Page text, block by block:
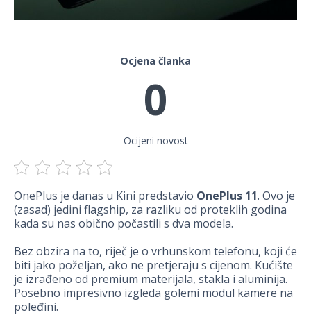
Ocjena članka
0
Ocijeni novost
OnePlus je danas u Kini predstavio OnePlus 11. Ovo je
(zasad) jedini flagship, za razliku od proteklih godina
kada su nas obično počastili s dva modela.
Bez obzira na to, riječ je o vrhunskom telefonu, koji će
biti jako poželjan, ako ne pretjeraju s cijenom. Kućište
je izrađeno od premium materijala, stakla i aluminija.
Posebno impresivno izgleda golemi modul kamere na
poleđini.